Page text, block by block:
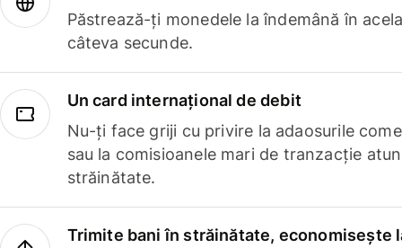
Păstrează-ți monedele la îndemână în
câteva secunde.
Un card internațional de debit
Nu-ți face griji cu privire la adaosurile
sau la comisioanele mari de tranzacție
străinătate.
Trimite bani în străinătate, economisește